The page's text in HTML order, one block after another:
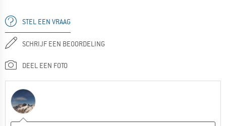
STEL EEN VRAAG
SCHRIJF EEN BEOORDELING
DEEL EEN FOTO